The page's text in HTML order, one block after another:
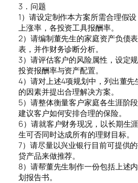
3．问题
1）请设定制作本方案所需合理假
上涨率，各投资工具报酬率。
2）请编制董先生的家庭资产负债
表，并作财务诊断分析。
3）请评估客户的风险属性，设定
投资报酬率与资产配置。
4）请对上述4项规划中，列出董先
的因素并提出合理解决方案。
5）请整体衡量客户家庭各生涯阶
建议客户如何安排合理的保险。
6）请就客户财务现况，以长期生
生可否同时达成所有的理财目标。
7）请尽量以兴业银行目前可提供
贷产品来做推荐。
8）请帮董先生制作一份包括上述
划报告书。